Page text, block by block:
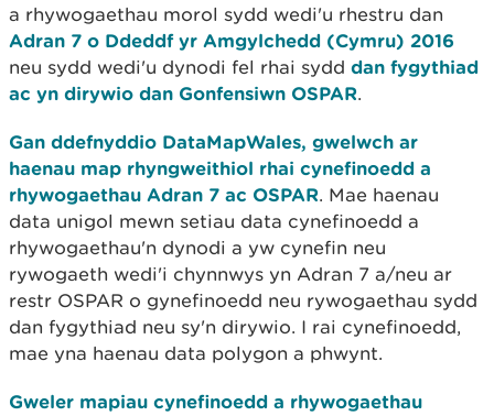
a rhywogaethau morol sydd wedi'u rhestru dan
Adran 7 o Ddeddf yr Amgylchedd (Cymru) 2016
neu sydd wedi'u dynodi fel rhai sydd dan fygythiad
ac yn dirywio dan Gonfensiwn OSPAR.
Gan ddefnyddio DataMapWales, gwelwch ar
haenau map rhyngweithiol rhai cynefinoedd a
rhywogaethau Adran 7 ac OSPAR. Mae haenau
data unigol mewn setiau data cynefinoedd a
rhywogaethau'n dynodi a yw cynefin neu
rywogaeth wedi'i chynnwys yn Adran 7 a/neu ar
restr OSPAR o gynefinoedd neu rywogaethau sydd
dan fygythiad neu sy'n dirywio. I rai cynefinoedd,
mae yna haenau data polygon a phwynt.
Gweler mapiau cynefinoedd a rhywogaethau